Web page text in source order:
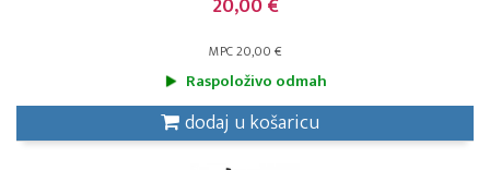
20,00 €
MPC 20,00 €
Raspoloživo odmah
dodaj u košaricu